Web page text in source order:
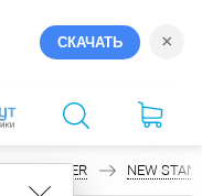
СКАЧАТЬ ×
LEDS POWER NEW